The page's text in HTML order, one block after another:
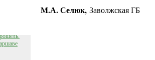
М.А. Селюк, Заволжская ГБ